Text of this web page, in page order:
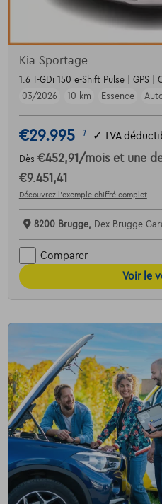
Kia Sportage
1.6 T-GDi 150 e-Shift Pulse | GPS
03/2026
10 km Essence
€29.995 1 ✓ TVA
Dès €452,91 /mois et une
€9.451,41
Découvrez l’exemple chiffré complet
8200 Brugge, Dex Brugge
Comparer
Voir le